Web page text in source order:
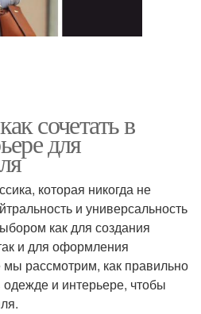
сочетать в
для
которая никогда не
и универсальность
как для создания
и для оформления
мы рассмотрим, как правильно
и интерьере, чтобы